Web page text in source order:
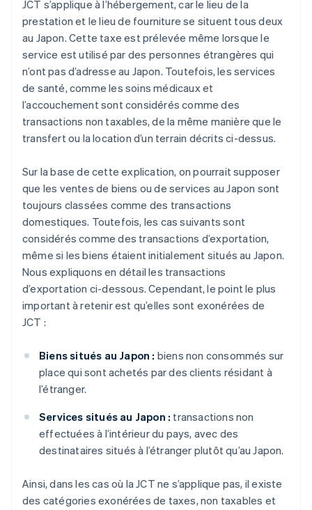
JCT s’applique à l’hébergement, car le lieu de la
prestation et le lieu de fourniture se situent tous deux
au Japon. Cette taxe est prélevée même lorsque le
service est utilisé par des personnes étrangères qui
n’ont pas d’adresse au Japon. Toutefois, les services
de santé, comme les soins médicaux et
l’accouchement sont considérés comme des
transactions non taxables, de la même manière que le
transfert ou la location d’un terrain décrits ci-dessus.
Sur la base de cette explication, on pourrait supposer
que les ventes de biens ou de services au Japon sont
toujours classées comme des transactions
domestiques. Toutefois, les cas suivants sont
considérés comme des transactions d’exportation,
même si les biens étaient initialement situés au Japon.
Nous expliquons en détail les transactions
d’exportation ci-dessous. Cependant, le point le plus
important à retenir est qu’elles sont exonérées de
JCT :
Biens situés au Japon : biens non consommés sur
place qui sont achetés par des clients résidant à
l’étranger.
Services situés au Japon : transactions non
effectuées à l’intérieur du pays, avec des
destinataires situés à l’étranger plutôt qu’au Japon.
Ainsi, dans les cas où la JCT ne s’applique pas, il existe
des catégories exonérées de taxes, non taxables et